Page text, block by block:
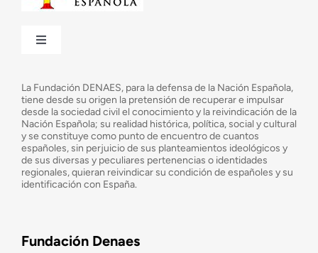
Toggle
¿Cuáles son nuestros objetivos?
Consejo Asesor
La Fundación DENAES, para la defensa de la Nación Española,
tiene desde su origen la pretensión de recuperar e impulsar
desde la sociedad civil el conocimiento y la reivindicación de la
Nación Española; su realidad histórica, política, social y cultural
y se constituye como punto de encuentro de cuantos
españoles, sin perjuicio de sus planteamientos ideológicos y
de sus diversas y peculiares pertenencias o identidades
regionales, quieran reivindicar su condición de españoles y su
identificación con España.
Fundación Denaes